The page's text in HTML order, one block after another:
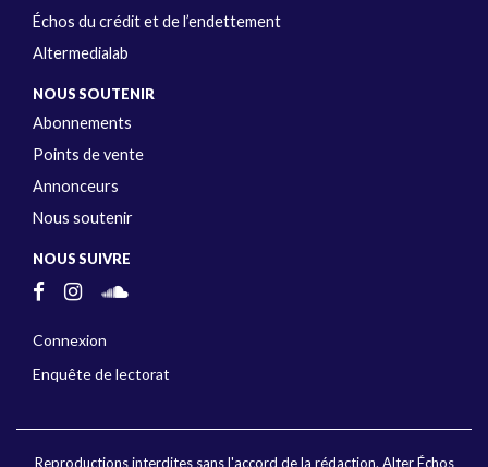
Échos du crédit et de l’endettement
Altermedialab
NOUS SOUTENIR
Abonnements
Points de vente
Annonceurs
Nous soutenir
NOUS SUIVRE
Connexion
Enquête de lectorat
Reproductions interdites sans l'accord de la rédaction. Alter Échos